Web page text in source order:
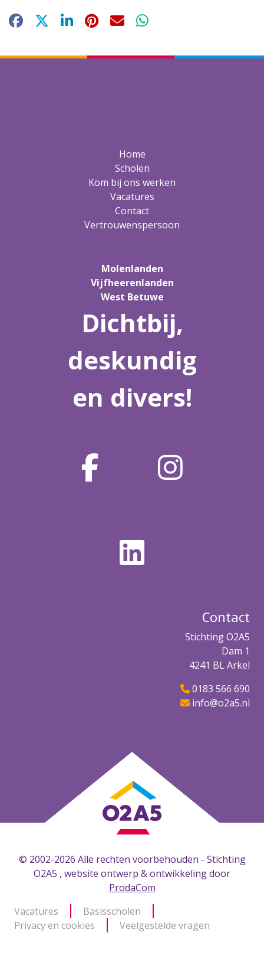
Facebook LinkedInPinterestE-mailWhatsApp
Home
Scholen
Kom bij ons werken
Vacatures
Contact
Vertrouwenspersoon
Molenlanden
Vijfheerenlanden
West Betuwe
Dichtbij,
deskundig
en divers!
Contact
Stichting O2A5
Dam 1
4241 BL Arkel
0183 566 690
info@o2a5.nl
© 2002-2026 Alle rechten voorbehouden - Stichting
O2A5 , website ontwerp & ontwikkeling door
ProdaCom
Vacatures
Basisscholen
Privacy en cookies
Veelgestelde vragen